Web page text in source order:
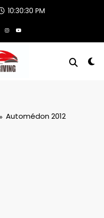
10:30:31 PM
Automédon 2012